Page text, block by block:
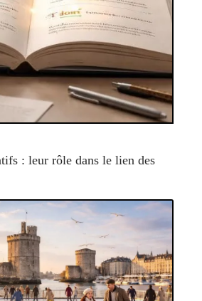
: leur rôle dans le lien des